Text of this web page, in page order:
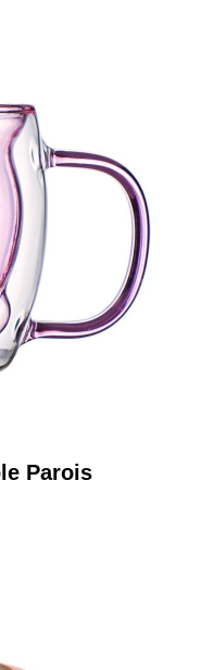
Parois